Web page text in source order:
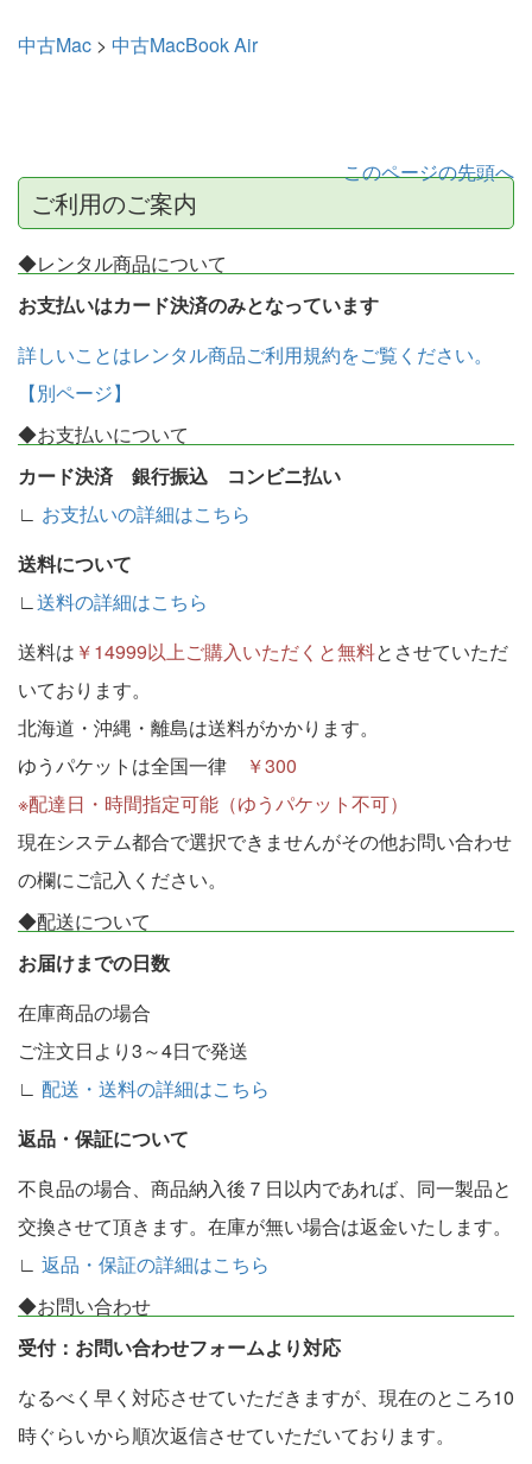
中古Mac > 中古MacBook Air
このページの先頭へ
ご利用のご案内
◆レンタル商品について
お支払いはカード決済のみとなっています
詳しいことはレンタル商品ご利用規約をご覧ください。
【別ページ】
◆お支払いについて
カード決済 銀行振込 コンビニ払い
∟ お支払いの詳細はこちら
送料について
∟ 送料の詳細はこちら
送料は ￥14999以上ご購入いただくと無料とさせていただ
いております。
北海道・沖縄・離島は送料がかかります。
ゆうパケットは全国一律
￥300
※配達日・時間指定可能（ゆうパケット不可）
現在システム都合で選択できませんがその他お問い合わせ
の欄にご記入ください。
◆配送について
お届けまでの日数
在庫商品の場合
ご注文日より3～4日で発送
∟ 配送・送料の詳細はこちら
返品・保証について
不良品の場合、商品納入後７日以内であれば、同一製品と
交換させて頂きます。在庫が無い場合は返金いたします。
∟ 返品・保証の詳細はこちら
◆お問い合わせ
受付：お問い合わせフォームより対応
なるべく早く対応させていただきますが、現在のところ10
時ぐらいから順次返信させていただいております。